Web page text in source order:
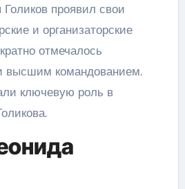
проявил свои
и организаторские
отмечалось
высшим командованием.
ключевую роль в